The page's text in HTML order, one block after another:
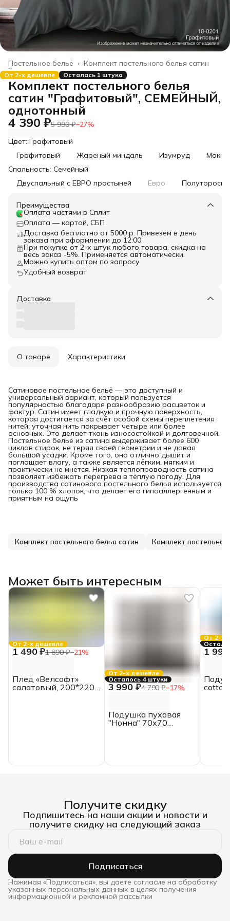
Комплект постельного белья сатин
Постельное бельё ›
Главная ›
От 2-х дешевле Осталась 1 штука
Комплект постельного белья
сатин "Графитовый", СЕМЕЙНЫЙ,
однотонный
4 390 ₽5 990 ₽−27%
Цвет: Графитовый
Графитовый
Жареный миндаль Изумруд
Мокко
Спальность: Семейный
Двуспальный с ЕВРО простыней
Евро
Преимущества
Оплата частями в Сплит
Оплата — картой, СБП
Доставка бесплатно от 5000 р. Привезем в день
заказа при оформлении до 12:00.
При покупке от 2-х штук любого товара, скидка на
весь заказ -5%. Применяется автоматически.
Можно купить оптом по запросу
Удобный возврат
Доставка
О товаре Характеристики
Сатиновое постельное бельё — это доступный и
универсальный вариант, который пользуется
популярностью благодаря разнообразию расцветок и
фактур. Сатин имеет гладкую и прочную поверхность,
которая достигается за счёт особой схемы переплетения
нитей: уточная нить покрывает четыре или более
основных. Это делает ткань износостойкой и долговечной.
Постельное бельё из сатина выдерживает более 600
циклов стирок, не теряя своей геометрии и не давая
большой усадки. Кроме того, оно отлично дышит и
поглощает влагу, а также является лёгким, мягким и
практически не мнётся. Низкая теплопроводность сатина
позволяет избежать перегрева в тёплую погоду. Для
производства сатинового постельного белья используется
только 100 % хлопок, что делает его гипоаллергенным и
приятным на ощупь
Комплект постельного белья сатин
Может быть интересным
От 2-х дешевле
1 490 ₽1 890 ₽−21%
Плед «Велсофт»
салатовый, 200*220,
От 2-х дешевле
Осталось 4 штуки
3 990 ₽4 790 ₽−17%
Подушка пуховая
"Нонна" 70х70
От 2-х
1
Получите скидку
Подпишитесь на наши акции и новости и
получите скидку на следующий заказ
Подписаться
Нажимая «Подписаться», вы даете согласие на обработку
указанных персональных данных в целях получения
информационной и рекламной рассылки